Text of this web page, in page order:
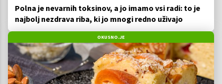
Polna je nevarnih toksinov, a jo imamo vsi radi: to je
najbolj nezdrava riba, ki jo mnogi redno uživajo
OKUSNO.JE